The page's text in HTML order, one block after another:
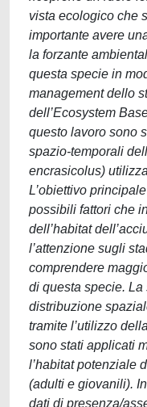
vista ecologico che
importante avere
la forzante
questa specie in
management dello
dell’Ecosystem
questo lavoro sono
spazio-temporali
encrasicolus)
L’obiettivo
possibili fattori che
dell’habitat
l’attenzione sugli
comprendere
di questa specie. La
distribuzione
tramite l’utilizzo
sono stati applicati
l’habitat potenziale
(adulti e giovanili).
dati di presenza/